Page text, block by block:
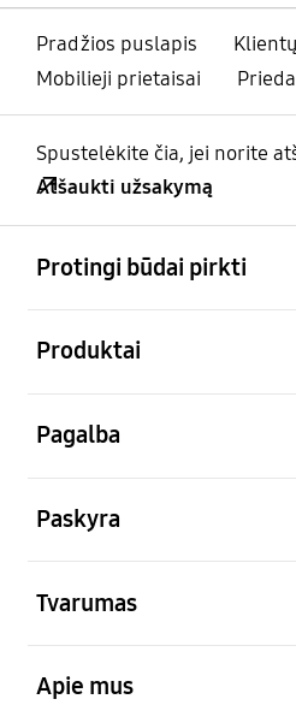
Pradžios puslapis
Mobilieji prietaisai
Spustelėkite čia, jei norite
Atšaukti užsakymą
Protingi būdai pirkti
Produktai
Pagalba
Paskyra
Tvarumas
Apie mus